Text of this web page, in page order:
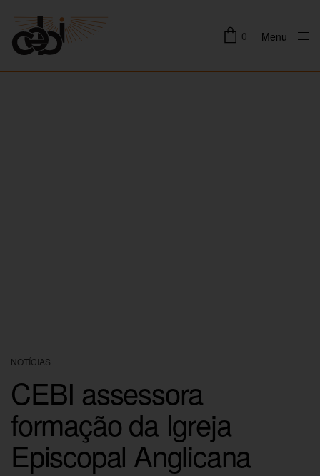
0 Menu
NOTÍCIAS
CEBI assessora
formação da Igreja
Episcopal Anglicana